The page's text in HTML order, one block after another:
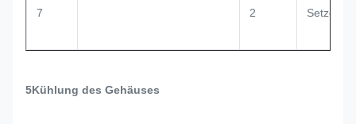
7
2
Setzen
5Kühlung des Gehäuses